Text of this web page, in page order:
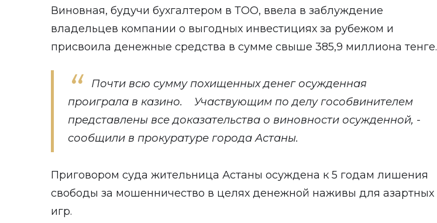
Виновная, будучи бухгалтером в ТОО, ввела в заблуждение
владельцев компании о выгодных инвестициях за рубежом и
присвоила денежные средства в сумме свыше 385,9 миллиона тенге.
Почти всю сумму похищенных денег осужденная
проиграла в казино.
Участвующим по делу гособвинителем
представлены все доказательства о виновности осужденной, -
сообщили в прокуратуре города Астаны.
Приговором суда жительница Астаны осуждена к 5 годам лишения
свободы за мошенничество в целях денежной наживы для азартных
игр.